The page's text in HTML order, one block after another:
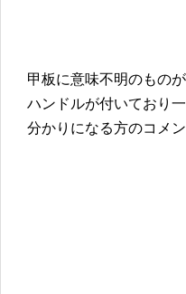
甲板に意味不明のものが
ハンドルが付いており
分かりになる方のコメ